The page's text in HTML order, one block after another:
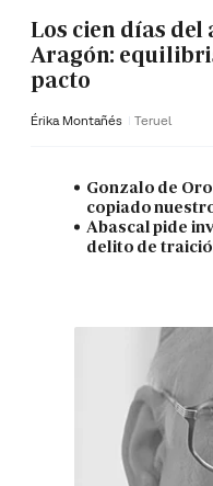
Los cien días
Aragón:
pacto
Érika Montañés Teruel
Gonzalo de
copiado
Abascal pide
delito de